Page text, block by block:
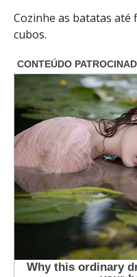
Cozinhe as batatas até
cubos.